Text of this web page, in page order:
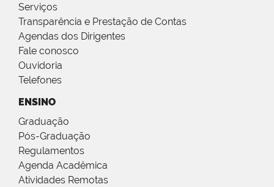
Serviços
Transparência e Prestação de Contas
Agendas dos Dirigentes
Fale conosco
Ouvidoria
Telefones
ENSINO
Graduação
Pós-Graduação
Regulamentos
Agenda Acadêmica
Atividades Remotas